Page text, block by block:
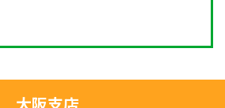
大阪支店